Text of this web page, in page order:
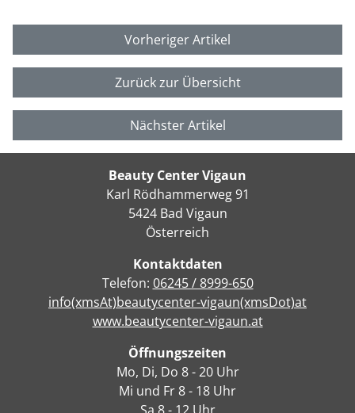
Vorheriger Artikel
Zurück zur Übersicht
Nächster Artikel
Beauty Center Vigaun
Karl Rödhammerweg 91
5424 Bad Vigaun
Österreich
Kontaktdaten
Telefon: 06245 / 8999-650
info(xmsAt)beautycenter-vigaun(xmsDot)at
www.beautycenter-vigaun.at
Öffnungszeiten
Mo, Di, Do 8 - 20 Uhr
Mi und Fr 8 - 18 Uhr